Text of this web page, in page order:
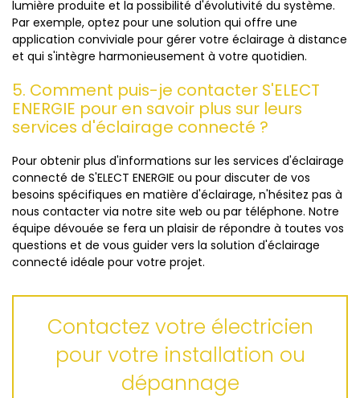
lumière produite et la possibilité d'évolutivité du système.
Par exemple, optez pour une solution qui offre une
application conviviale pour gérer votre éclairage à distance
et qui s'intègre harmonieusement à votre quotidien.
5. Comment puis-je contacter S'ELECT
ENERGIE pour en savoir plus sur leurs
services d'éclairage connecté ?
Pour obtenir plus d'informations sur les services d'éclairage
connecté de S'ELECT ENERGIE ou pour discuter de vos
besoins spécifiques en matière d'éclairage, n'hésitez pas à
nous contacter via notre site web ou par téléphone. Notre
équipe dévouée se fera un plaisir de répondre à toutes vos
questions et de vous guider vers la solution d'éclairage
connecté idéale pour votre projet.
Contactez votre électricien
pour votre installation ou
dépannage